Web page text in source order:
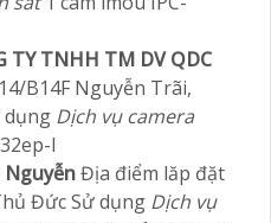
TY TNHH TM DV QDC
B14F Nguyễn Trãi,
dụng Dịch vụ camera
l
NguyễnĐịa điểm lăp đặt
Đức Sử dụng Dịch vụ